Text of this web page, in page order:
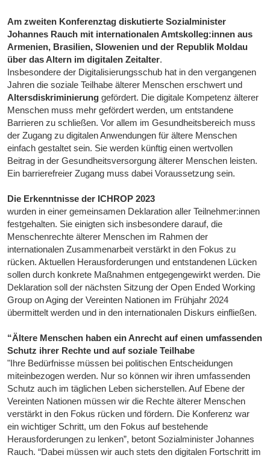
Am zweiten Konferenztag diskutierte Sozialminister
Johannes Rauch mit internationalen Amtskolleg:innen aus
Armenien, Brasilien, Slowenien und der Republik Moldau
über das Altern im digitalen Zeitalter.
Insbesondere der Digitalisierungsschub hat in den vergangenen
Jahren die soziale Teilhabe älterer Menschen erschwert und
Altersdiskriminierung gefördert. Die digitale Kompetenz älterer
Menschen muss mehr gefördert werden, um entstandene
Barrieren zu schließen. Vor allem im Gesundheitsbereich muss
der Zugang zu digitalen Anwendungen für ältere Menschen
einfach gestaltet sein. Sie werden künftig einen wertvollen
Beitrag in der Gesundheitsversorgung älterer Menschen leisten.
Ein barrierefreier Zugang muss dabei Voraussetzung sein.
Die Erkenntnisse der ICHROP 2023
wurden in einer gemeinsamen Deklaration aller Teilnehmer:innen
festgehalten. Sie einigten sich insbesondere darauf, die
Menschenrechte älterer Menschen im Rahmen der
internationalen Zusammenarbeit verstärkt in den Fokus zu
rücken. Aktuellen Herausforderungen und entstandenen Lücken
sollen durch konkrete Maßnahmen entgegengewirkt werden. Die
Deklaration soll der nächsten Sitzung der Open Ended Working
Group on Aging der Vereinten Nationen im Frühjahr 2024
übermittelt werden und in den internationalen Diskurs einfließen.
“Ältere Menschen haben ein Anrecht auf einen umfassenden
Schutz ihrer Rechte und auf soziale Teilhabe
"Ihre Bedürfnisse müssen bei politischen Entscheidungen
miteinbezogen werden. Nur so können wir ihren umfassenden
Schutz auch im täglichen Leben sicherstellen. Auf Ebene der
Vereinten Nationen müssen wir die Rechte älterer Menschen
verstärkt in den Fokus rücken und fördern. Die Konferenz war
ein wichtiger Schritt, um den Fokus auf bestehende
Herausforderungen zu lenken”, betont Sozialminister Johannes
Rauch. “Dabei müssen wir auch stets den digitalen Fortschritt im